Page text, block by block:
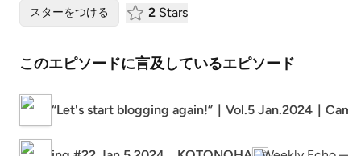
スターをつける 2 Stars
このエピソードに言及しているエピソード
“Let's start blogging again!”｜Vol.5 Jan.2024｜